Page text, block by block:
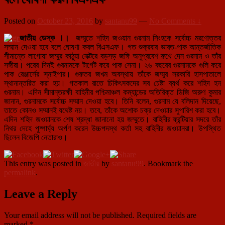
Posted on October 23, 2016 by santanu99 — No Comments ↓
জাতীয় ডেস্ক ।।
জম্মুতে শহিদ জওয়ান গুরনাম সিংহকে সর্বোচ্চ মরণোত্তর
সম্মান দেওয়া হবে বলে ঘোষণা করল বিএসএফ। গত শুক্রবার ভারত-পাক আন্তর্জাতিক
সীমান্তে লাগোয়া জম্মুর কাঠুয়া সেক্টরে বড়সড় জঙ্গি অনুপ্রবেশ রুখে দেন গুরনাম ও তাঁর
সঙ্গীরা। পরের দিনই গুরনামকে টার্গেট করে পাক সেনা। ২৬ বছরের গুরনামকে গুলি করে
পাক রেঞ্জার্সের স্নাইপার। গুরুতর জখম অবস্থায় তাঁকে জম্মুর সরকারি হাসপাতালে
স্থানান্তরিত করা হয়। গতকাল রাতে চিকিৎসকদের সব চেষ্টা ব্যর্থ করে শহিদ হন
গুরনাম। এদিন সীমান্তরক্ষী বাহিনীর পশ্চিমাঞ্চল কম্যান্ডের অতিরিক্ত ডিজি অরুণ কুমার
জানান, গুরনামকে সর্বোচ্চ সম্মান দেওয়া হবে। তিনি বলেন, গুরনাম যে বলিদান দিয়েছে,
তাতে কোনও সম্মানই যথেষ্ট নয়। তবে, তাঁকে অশোক চক্র দেওয়ার সুপারিশ করা হবে।
এদিন শহিদ জওয়ানকে শেষ শ্রদ্ধা জানানো হয় জম্মুতে। বাহিনীর ফ্রন্টিয়ার সদরে তাঁর
নিথর দেহে পুষ্পার্ঘ্য অর্পণ করেন উচ্চপদস্থ কর্তা সহ বাহিনীর জওয়ানরা। উপস্থিত
ছিলেন বিজেপি নেতারাও।
This entry was posted in জাতীয় by santanu99. Bookmark the
permalink.
Leave a Reply
Your email address will not be published. Required fields are